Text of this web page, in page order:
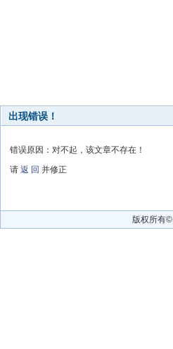
出现错误！
错误原因：对不起，该文章不存在！
请 返 回 并修正
版权所有©